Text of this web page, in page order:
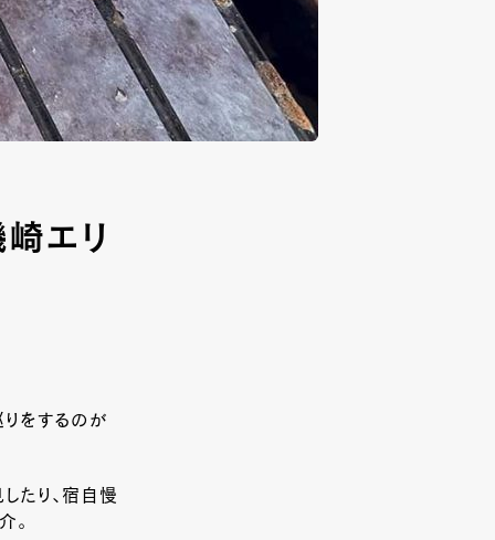
エリ
をするのが
たり、宿自慢
。